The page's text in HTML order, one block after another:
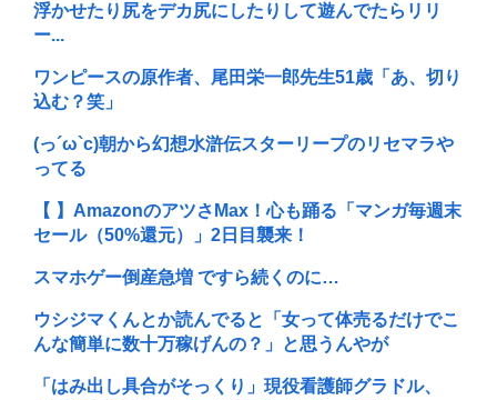
浮かせたり尻をデカ尻にしたりして遊んでたらリリ
ー...
ワンピースの原作者、尾田栄一郎先生51歳「あ、切り
込む？笑」
(っ´ω`c)朝から幻想水滸伝スターリープのリセマラや
ってる
【 】AmazonのアツさMax！心も踊る「マンガ毎週末
セール（50%還元）」2日目襲来！
スマホゲー倒産急増 ですら続くのに…
ウシジマくんとか読んでると「女って体売るだけでこ
んな簡単に数十万稼げんの？」と思うんやが
「はみ出し具合がそっくり」現役看護師グラドル、